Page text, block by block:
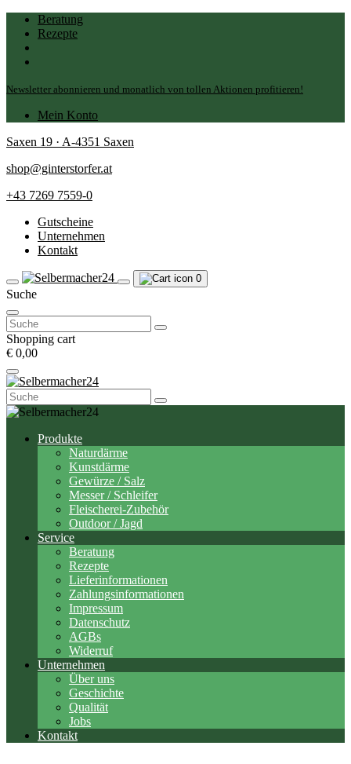
Beratung
Rezepte
Newsletter abonnieren und monatlich von tollen Aktionen profitieren!
Mein Konto
Saxen 19 · A-4351 Saxen
shop@ginterstorfer.at
+43 7269 7559-0
Gutscheine
Unternehmen
Kontakt
0
Suche
Suchen
nach:
Shopping cart
€ 0,00
Suchen
nach:
Produkte
Naturdärme
Kunstdärme
Gewürze / Salz
Messer / Schleifer
Fleischerei-Zubehör
Outdoor / Jagd
Service
Beratung
Rezepte
Lieferinformationen
Zahlungsinformationen
Impressum
Datenschutz
AGBs
Widerruf
Unternehmen
Über uns
Geschichte
Qualität
Jobs
Kontakt